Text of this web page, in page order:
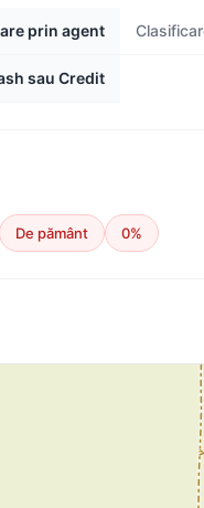
prin agent
sau Credit
De pământ 0%